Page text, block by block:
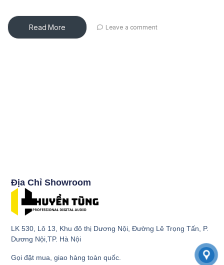
Read More Leave a comment
Địa Chỉ Showroom
LK 530, Lô 13, Khu đô thị Dương Nội, Đường Lê Trọng Tấn, P.
Dương Nội,TP. Hà Nội
Gọi đặt mua, giao hàng toàn quốc.